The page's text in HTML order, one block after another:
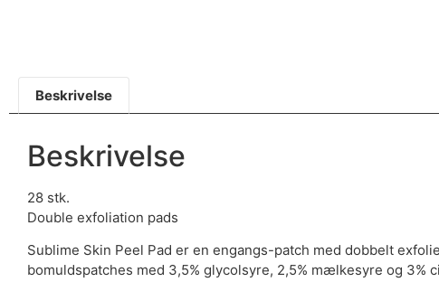
Beskrivelse
Beskrivelse
28 stk.
Double exfoliation pads
Sublime Skin Peel Pad er en engangs-patch med dobbelt
bomuldspatches med 3,5% glycolsyre, 2,5% mælkesyre og